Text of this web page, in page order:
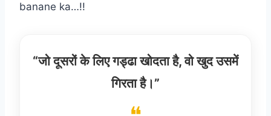
banane ka…!!
“जो दूसरों के लिए गड्ढा खोदता है, वो खुद उसमें
गिरता है।”